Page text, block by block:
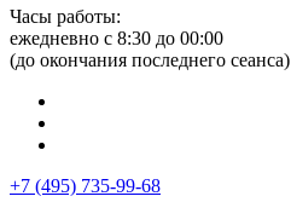
Часы работы:
ежедневно с 8:30 до 00:00
(до окончания последнего сеанса)
+7 (495) 735-99-68